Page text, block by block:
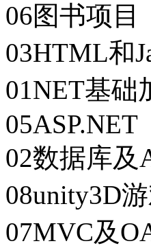
06图书项目
03HTML和
01NET基础
05ASP.NET
02数据库及
08unity3D
07MVC及